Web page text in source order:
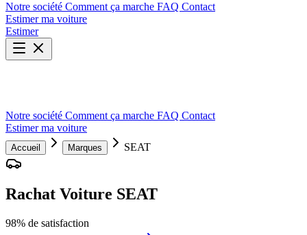
Notre société Comment ça marche FAQ Contact
Estimer ma voiture
Estimer
Notre société Comment ça marche FAQ Contact
Estimer ma voiture
Accueil Marques SEAT
Rachat Voiture SEAT
98% de satisfaction